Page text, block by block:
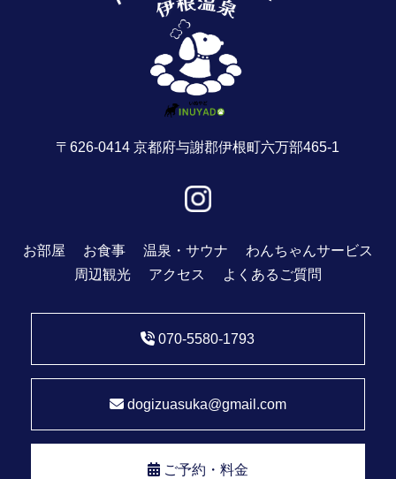
〒626-0414 京都府与謝郡伊根町六万部465-1
お部屋 お食事 温泉・サウナ
わんちゃんサービス
周辺観光
アクセス よくあるご質問
070-5580-1793
dogizuasuka@gmail.com
ご予約・料金